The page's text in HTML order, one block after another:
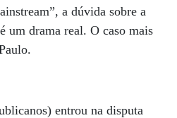
a dúvida sobre a
um drama real. O caso mais
entrou na disputa